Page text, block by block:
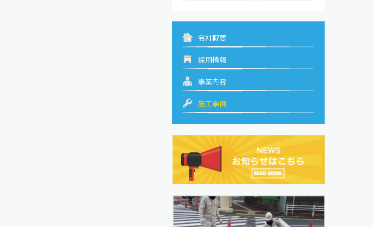
会社概要
採用情報
事業内容
施工事例